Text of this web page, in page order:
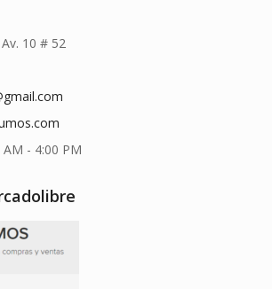
10 # 52
- 4:00 PM